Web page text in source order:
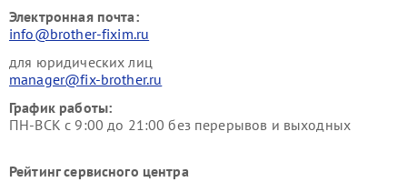
Электронная почта:
info@brother-fixim.ru
для юридических лиц
manager@fix-brother.ru
График работы:
ПН-ВСК с 9:00 до 21:00 без перерывов и выходных
Рейтинг сервисного центра